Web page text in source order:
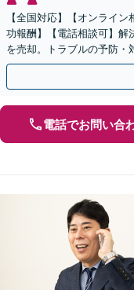
【全国対応】【オンライ
功報酬】【電話相談可】解
を売却。トラブルの予防・
い！法律と税務を一体的に
電話でお問い合